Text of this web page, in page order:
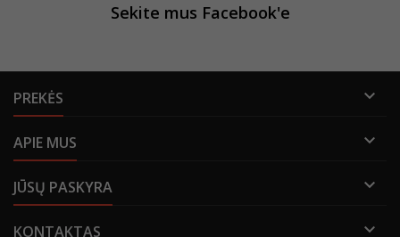
Sekite mus Facebook'e
PREKĖS 
APIE MUS 
JŪSŲ PASKYRA 
KONTAKTAS 